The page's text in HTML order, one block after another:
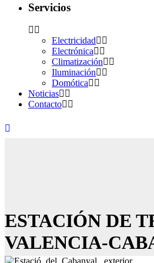
Servicios
Electricidad
Electrónica
Climatización
Iluminación
Domótica
Noticias
Contacto
ESTACIÓN DE
VALENCIA-